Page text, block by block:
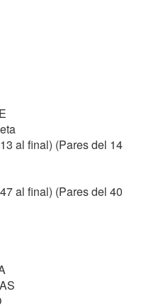
al final) (Pares del 14
al final) (Pares del 40